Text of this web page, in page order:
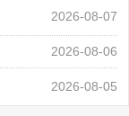
2026-08-07
2026-08-06
2026-08-05